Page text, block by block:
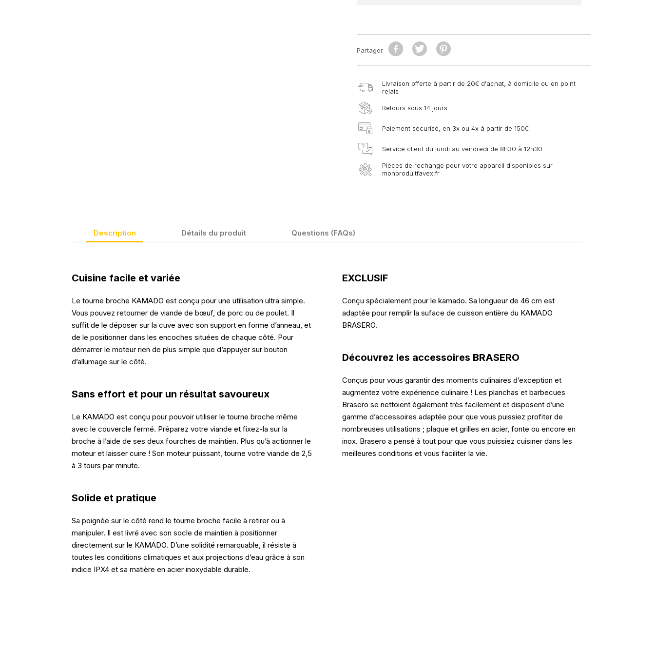
Partager
Livraison offerte à partir de 20€ d'achat, à domicile ou en point
relais
Retours sous 14 jours
Paiement sécurisé, en 3x ou 4x à partir de 150€
Service client du lundi au vendredi de 8h30 à 12h30
Pièces de rechange pour votre appareil disponibles sur
monproduitfavex.fr
Description Détails du produit Questions (FAQs)
Cuisine facile et variée
Le tourne broche KAMADO est conçu pour une utilisation ultra simple.
Vous pouvez retourner de viande de bœuf, de porc ou de poulet. Il
suffit de le déposer sur la cuve avec son support en forme d’anneau, et
de le positionner dans les encoches situées de chaque côté. Pour
démarrer le moteur rien de plus simple que d’appuyer sur bouton
d’allumage sur le côté.
Sans effort et pour un résultat savoureux
Le KAMADO est conçu pour pouvoir utiliser le tourne broche même
avec le couvercle fermé. Préparez votre viande et fixez-la sur la
broche à l’aide de ses deux fourches de maintien. Plus qu’à actionner le
moteur et laisser cuire ! Son moteur puissant, tourne votre viande de 2,5
à 3 tours par minute.
Solide et pratique
Sa poignée sur le côté rend le tourne broche facile à retirer ou à
manipuler. Il est livré avec son socle de maintien à positionner
directement sur le KAMADO. D’une solidité remarquable, il résiste à
toutes les conditions climatiques et aux projections d’eau grâce à son
indice IPX4 et sa matière en acier inoxydable durable.
EXCLUSIF
Conçu spécialement pour le kamado. Sa longueur de 46 cm est
adaptée pour remplir la suface de cuisson entière du KAMADO
BRASERO.
Découvrez les accessoires BRASERO
Conçus pour vous garantir des moments culinaires d’exception et
augmentez votre expérience culinaire ! Les planchas et barbecues
Brasero se nettoient également très facilement et disposent d’une
gamme d’accessoires adaptée pour que vous puissiez profiter de
nombreuses utilisations ; plaque et grilles en acier, fonte ou encore en
inox. Brasero a pensé à tout pour que vous puissiez cuisiner dans les
meilleures conditions et vous faciliter la vie.